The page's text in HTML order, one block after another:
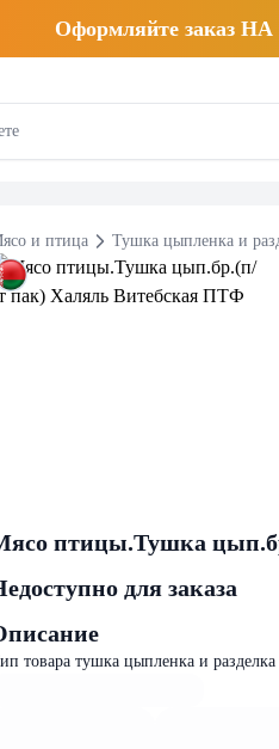
Оформляйте заказ
и птица Тушка цыпленка и
птицы.Тушка
для заказа
товара тушка цыпленка и